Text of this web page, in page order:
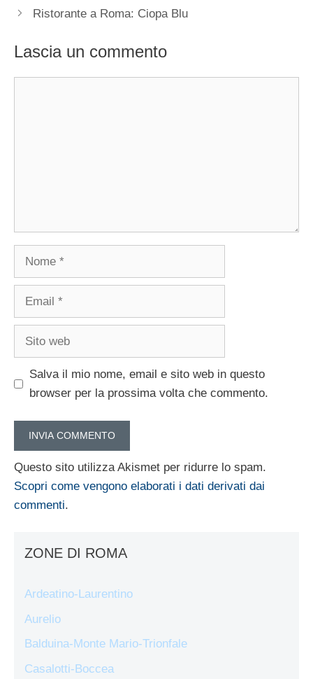
Ristorante a Roma: Ciopa Blu
Lascia un commento
Nome
Email
Sito
Salva il mio nome, email e sito web in questo
browser per la prossima volta che commento.
Questo sito utilizza Akismet per ridurre lo spam.
Scopri come vengono elaborati i dati derivati dai
commenti.
ZONE DI ROMA
Ardeatino-Laurentino
Aurelio
Balduina-Monte Mario-Trionfale
Casalotti-Boccea